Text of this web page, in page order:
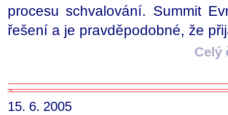
procesu schvalování. Summit
řešení a je pravděpodobné, že
Celý
15. 6. 2005